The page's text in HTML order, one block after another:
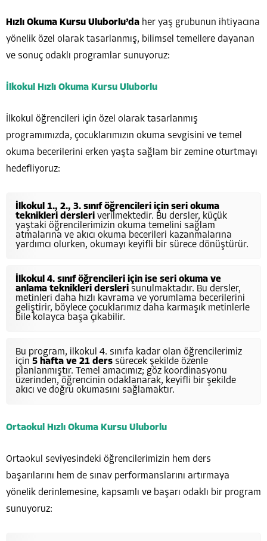
Hızlı Okuma Kursu Uluborlu’da her yaş grubunun ihtiyacına
yönelik özel olarak tasarlanmış, bilimsel temellere dayanan
ve sonuç odaklı programlar sunuyoruz:
İlkokul Hızlı Okuma Kursu Uluborlu
İlkokul öğrencileri için özel olarak tasarlanmış
programımızda, çocuklarımızın okuma sevgisini ve temel
okuma becerilerini erken yaşta sağlam bir zemine oturtmayı
hedefliyoruz:
İlkokul 1., 2., 3. sınıf öğrencileri için seri okuma
teknikleri dersleri verilmektedir. Bu dersler, küçük
yaştaki öğrencilerimizin okuma temelini sağlam
atmalarına ve akıcı okuma becerileri kazanmalarına
yardımcı olurken, okumayı keyifli bir sürece dönüştürür.
İlkokul 4. sınıf öğrencileri için ise seri okuma ve
anlama teknikleri dersleri sunulmaktadır. Bu dersler,
metinleri daha hızlı kavrama ve yorumlama becerilerini
geliştirir, böylece çocuklarımız daha karmaşık metinlerle
bile kolayca başa çıkabilir.
Bu program, ilkokul 4. sınıfa kadar olan öğrencilerimiz
için 5 hafta ve 21 ders sürecek şekilde özenle
planlanmıştır. Temel amacımız; göz koordinasyonu
üzerinden, öğrencinin odaklanarak, keyifli bir şekilde
akıcı ve doğru okumasını sağlamaktır.
Ortaokul Hızlı Okuma Kursu Uluborlu
Ortaokul seviyesindeki öğrencilerimizin hem ders
başarılarını hem de sınav performanslarını artırmaya
yönelik derinlemesine, kapsamlı ve başarı odaklı bir program
sunuyoruz: